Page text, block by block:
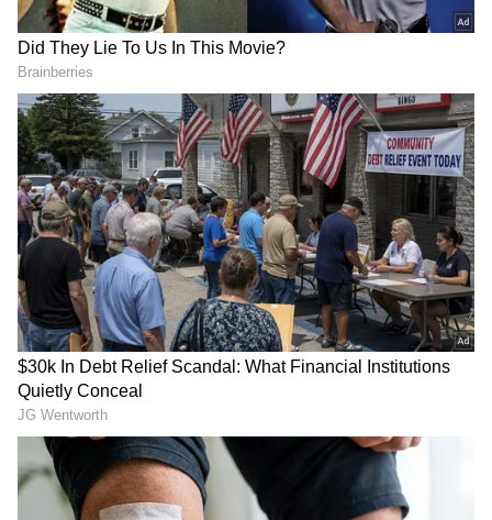
DOWNLOAD APP
ಕ್ರಿಕೆಟ್ ಮತ್ತು ಕ್ರೀಡಾ ಜಗತ್ತಿನ (Sports News in
Kannada) ಕ್ಷಣಕ್ಷಣದ ಕನ್ನಡ ಸುದ್ದಿ ಅಪ್ಡೇಟ್‌ಗಳಿಗಾಗಿ
ಏಷ್ಯಾನೆಟ್ ಸುವರ್ಣ ನ್ಯೂಸ್‌ ಫಾಲೋ ಮಾಡಿ.
IPL
Liveಸೇರಿದಂತೆ ಟೀಂ ಇಂಡಿಯಾದ ಬ್ರೇಕಿಂಗ್ ಸುದ್ದಿ
Cricket News in Kannada), ವಿಶೇಷ ವರದಿಗಳು
ಮತ್ತು ನೇರ ಪ್ರಸಾರಗಳೊಂದಿಗೆ ಸಂಪೂರ್ಣ ಮಾಹಿತಿ
ನಿಮ್ಮ ಒಂದೇ ಕ್ಲಿಕ್‌ನಲ್ಲಿ ಲಭ್ಯ. ಏಷ್ಯಾನೆಟ್ ಸುವರ್ಣ
ನ್ಯೂಸ್ ಅಧಿಕೃತ ಆ್ಯಪ್ ಡೌನ್‌ಲೋಡ್ ಮಾಡಿ ಹಾಗೂ
ಎಲ್ಲಾ ಅಪ್‌ಡೇಟ್ ಗಳನ್ನು ಪಡೆಯಿರಿ.